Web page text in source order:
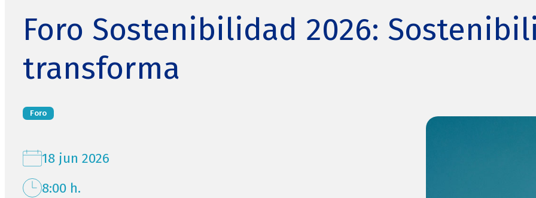
Foro Sostenibilidad 2026:
transforma
Foro
18 jun 2026
8:00 h.